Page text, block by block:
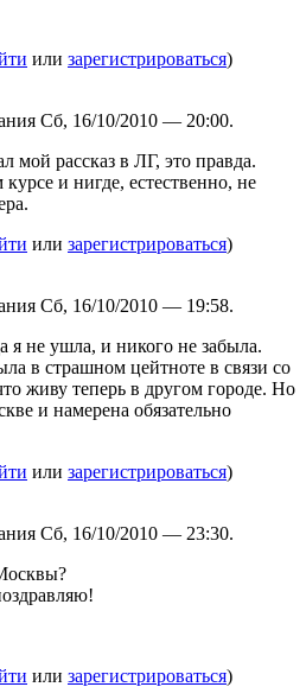
или зарегистрироваться)
Сб, 16/10/2010 — 20:00.
мой рассказ в ЛГ, это правда.
и нигде, естественно, не
или зарегистрироваться)
Сб, 16/10/2010 — 19:58.
я не ушла, и никого не забыла.
в страшном цейтноте в связи со
живу теперь в другом городе. Но
и намерена обязательно
или зарегистрироваться)
Сб, 16/10/2010 — 23:30.
или зарегистрироваться)